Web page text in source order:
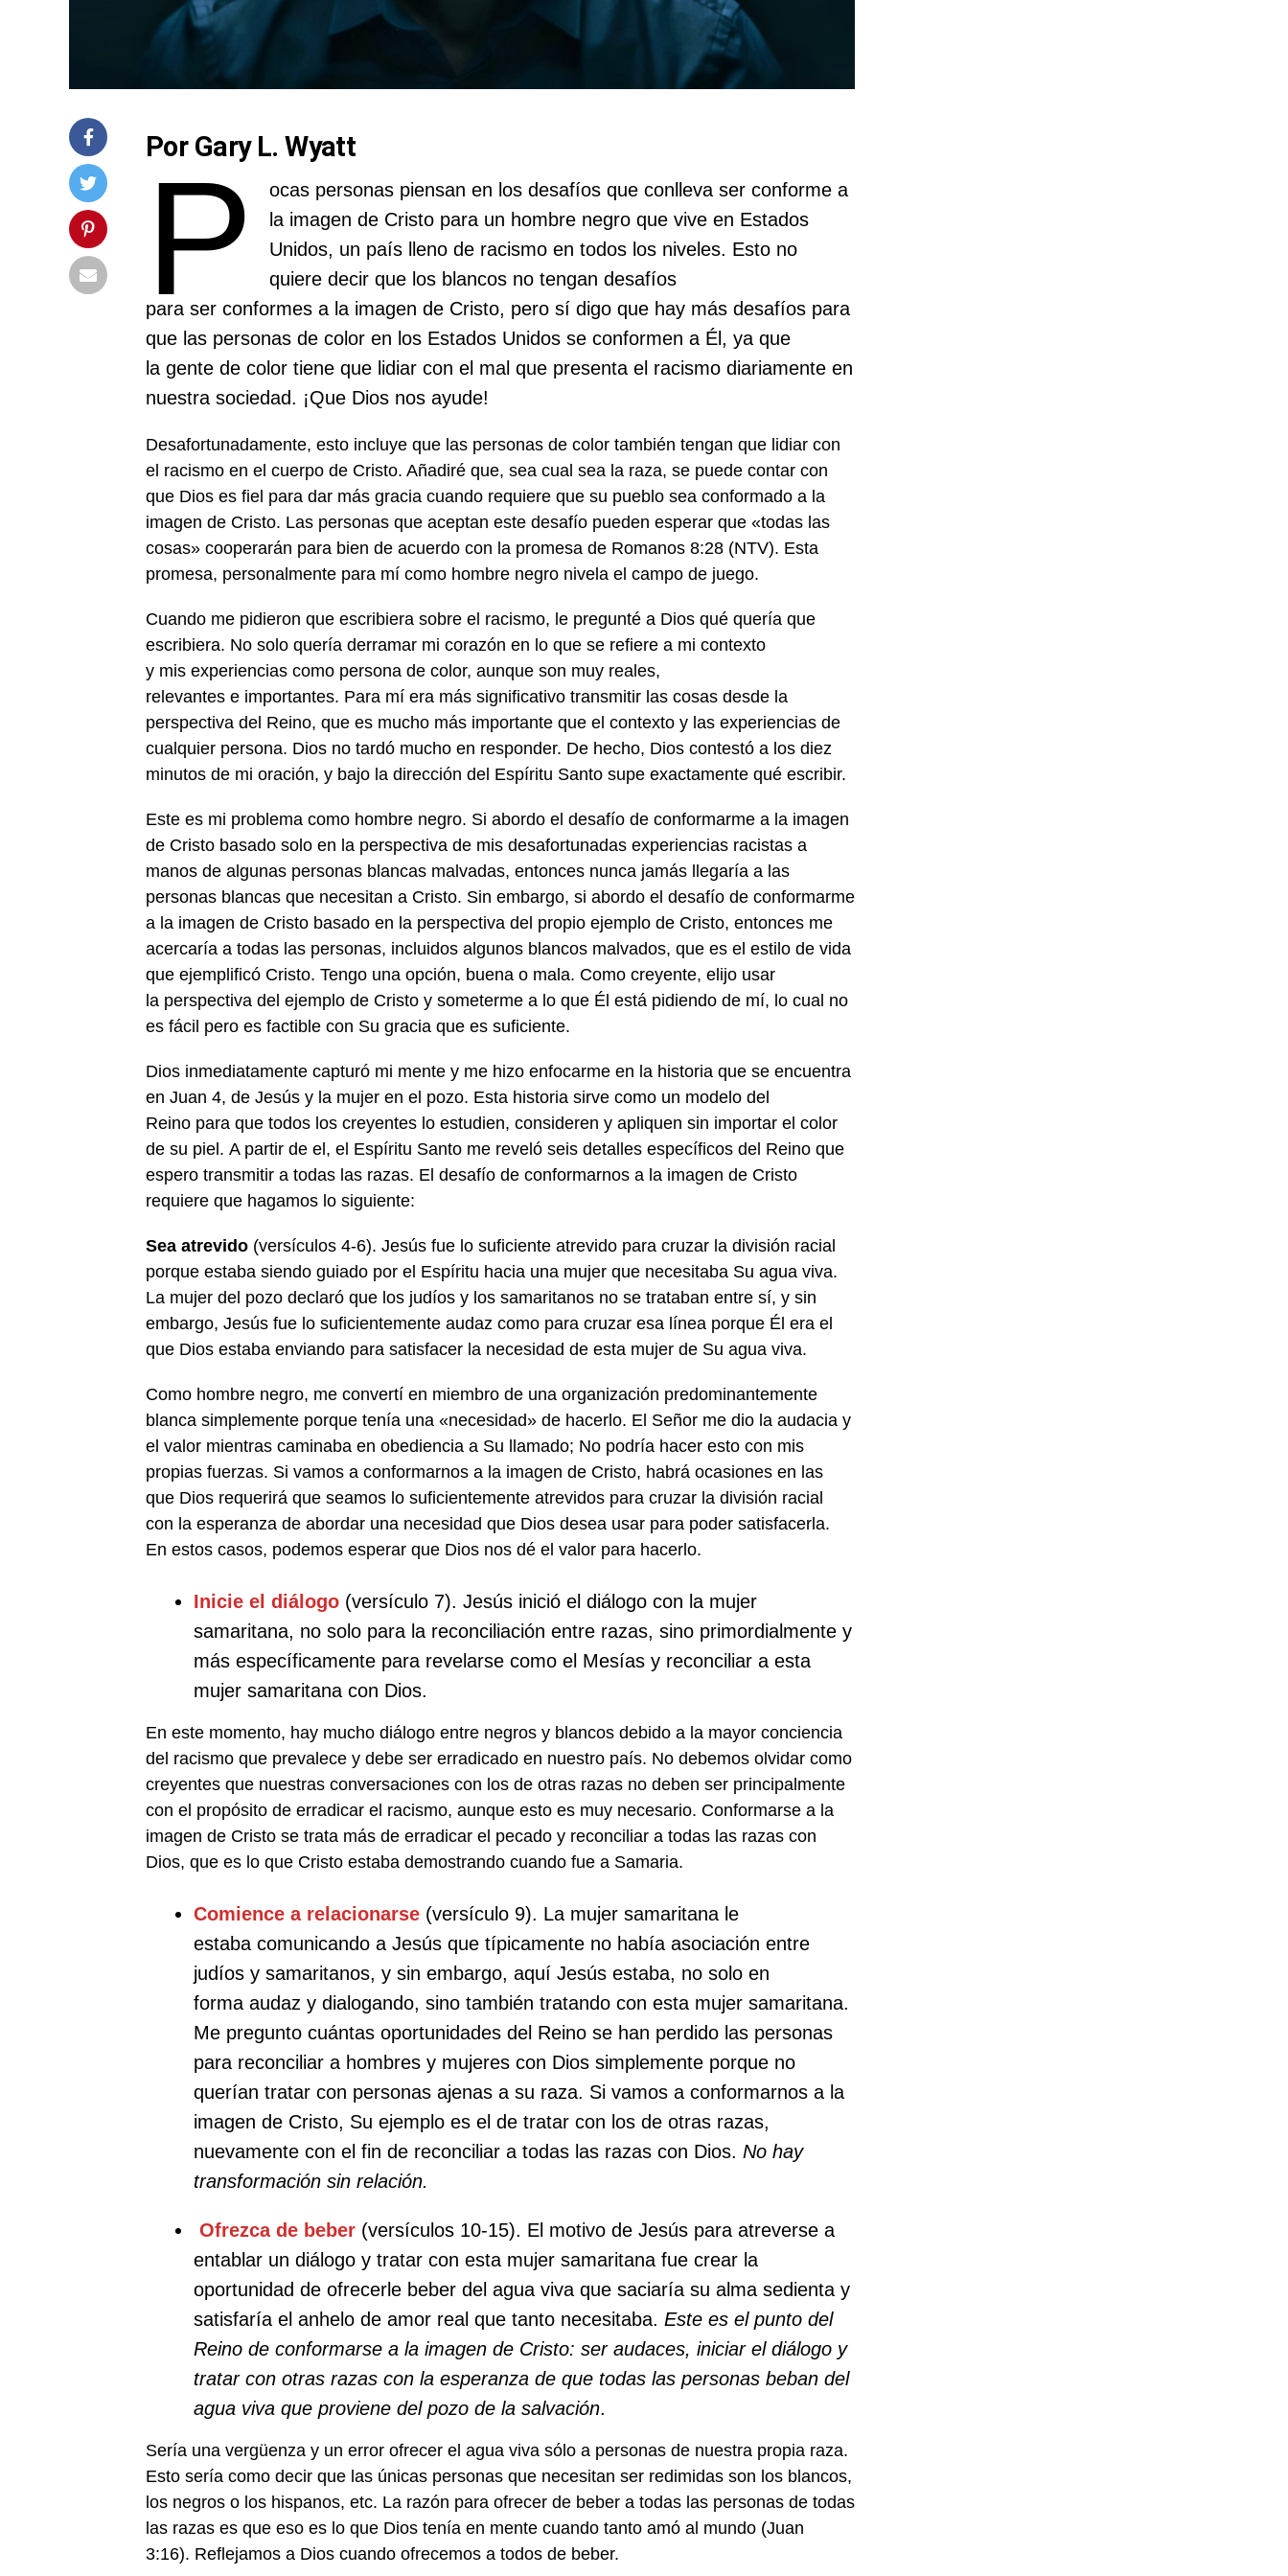
Por Gary L. Wyatt
P
ocas personas piensan en los desafíos que conlleva ser conforme a
la imagen de Cristo para un hombre negro que vive en Estados
Unidos, un país lleno de racismo en todos los niveles. Esto no
quiere decir que los blancos no tengan desafíos
para ser conformes a la imagen de Cristo, pero sí digo que hay más desafíos para
que las personas de color en los Estados Unidos se conformen a Él, ya que
la gente de color tiene que lidiar con el mal que presenta el racismo diariamente en
nuestra sociedad. ¡Que Dios nos ayude!
Desafortunadamente, esto incluye que las personas de color también tengan que lidiar con
el racismo en el cuerpo de Cristo. Añadiré que, sea cual sea la raza, se puede contar con
que Dios es fiel para dar más gracia cuando requiere que su pueblo sea conformado a la
imagen de Cristo. Las personas que aceptan este desafío pueden esperar que «todas las
cosas» cooperarán para bien de acuerdo con la promesa de Romanos 8:28 (NTV). Esta
promesa, personalmente para mí como hombre negro nivela el campo de juego.
Cuando me pidieron que escribiera sobre el racismo, le pregunté a Dios qué quería que
escribiera. No solo quería derramar mi corazón en lo que se refiere a mi contexto
y mis experiencias como persona de color, aunque son muy reales,
relevantes e importantes. Para mí era más significativo transmitir las cosas desde la
perspectiva del Reino, que es mucho más importante que el contexto y las experiencias de
cualquier persona. Dios no tardó mucho en responder. De hecho, Dios contestó a los diez
minutos de mi oración, y bajo la dirección del Espíritu Santo supe exactamente qué escribir.
Este es mi problema como hombre negro. Si abordo el desafío de conformarme a la imagen
de Cristo basado solo en la perspectiva de mis desafortunadas experiencias racistas a
manos de algunas personas blancas malvadas, entonces nunca jamás llegaría a las
personas blancas que necesitan a Cristo. Sin embargo, si abordo el desafío de conformarme
a la imagen de Cristo basado en la perspectiva del propio ejemplo de Cristo, entonces me
acercaría a todas las personas, incluidos algunos blancos malvados, que es el estilo de vida
que ejemplificó Cristo. Tengo una opción, buena o mala. Como creyente, elijo usar
la perspectiva del ejemplo de Cristo y someterme a lo que Él está pidiendo de mí, lo cual no
es fácil pero es factible con Su gracia que es suficiente.
Dios inmediatamente capturó mi mente y me hizo enfocarme en la historia que se encuentra
en Juan 4, de Jesús y la mujer en el pozo. Esta historia sirve como un modelo del
Reino para que todos los creyentes lo estudien, consideren y apliquen sin importar el color
de su piel. A partir de el, el Espíritu Santo me reveló seis detalles específicos del Reino que
espero transmitir a todas las razas. El desafío de conformarnos a la imagen de Cristo
requiere que hagamos lo siguiente:
Sea atrevido (versículos 4-6). Jesús fue lo suficiente atrevido para cruzar la división racial
porque estaba siendo guiado por el Espíritu hacia una mujer que necesitaba Su agua viva.
La mujer del pozo declaró que los judíos y los samaritanos no se trataban entre sí, y sin
embargo, Jesús fue lo suficientemente audaz como para cruzar esa línea porque Él era el
que Dios estaba enviando para satisfacer la necesidad de esta mujer de Su agua viva.
Como hombre negro, me convertí en miembro de una organización predominantemente
blanca simplemente porque tenía una «necesidad» de hacerlo. El Señor me dio la audacia y
el valor mientras caminaba en obediencia a Su llamado; No podría hacer esto con mis
propias fuerzas. Si vamos a conformarnos a la imagen de Cristo, habrá ocasiones en las
que Dios requerirá que seamos lo suficientemente atrevidos para cruzar la división racial
con la esperanza de abordar una necesidad que Dios desea usar para poder satisfacerla.
En estos casos, podemos esperar que Dios nos dé el valor para hacerlo.
Inicie el diálogo (versículo 7). Jesús inició el diálogo con la mujer
samaritana, no solo para la reconciliación entre razas, sino primordialmente y
más específicamente para revelarse como el Mesías y reconciliar a esta
mujer samaritana con Dios.
En este momento, hay mucho diálogo entre negros y blancos debido a la mayor conciencia
del racismo que prevalece y debe ser erradicado en nuestro país. No debemos olvidar como
creyentes que nuestras conversaciones con los de otras razas no deben ser principalmente
con el propósito de erradicar el racismo, aunque esto es muy necesario. Conformarse a la
imagen de Cristo se trata más de erradicar el pecado y reconciliar a todas las razas con
Dios, que es lo que Cristo estaba demostrando cuando fue a Samaria.
Comience a relacionarse (versículo 9). La mujer samaritana le
estaba comunicando a Jesús que típicamente no había asociación entre
judíos y samaritanos, y sin embargo, aquí Jesús estaba, no solo en
forma audaz y dialogando, sino también tratando con esta mujer samaritana.
Me pregunto cuántas oportunidades del Reino se han perdido las personas
para reconciliar a hombres y mujeres con Dios simplemente porque no
querían tratar con personas ajenas a su raza. Si vamos a conformarnos a la
imagen de Cristo, Su ejemplo es el de tratar con los de otras razas,
nuevamente con el fin de reconciliar a todas las razas con Dios. No hay
transformación sin relación.
Ofrezca de beber (versículos 10-15). El motivo de Jesús para atreverse a
entablar un diálogo y tratar con esta mujer samaritana fue crear la
oportunidad de ofrecerle beber del agua viva que saciaría su alma sedienta y
satisfaría el anhelo de amor real que tanto necesitaba. Este es el punto del
Reino de conformarse a la imagen de Cristo: ser audaces, iniciar el diálogo y
tratar con otras razas con la esperanza de que todas las personas beban del
agua viva que proviene del pozo de la salvación.
Sería una vergüenza y un error ofrecer el agua viva sólo a personas de nuestra propia raza.
Esto sería como decir que las únicas personas que necesitan ser redimidas son los blancos,
los negros o los hispanos, etc. La razón para ofrecer de beber a todas las personas de todas
las razas es que eso es lo que Dios tenía en mente cuando tanto amó al mundo (Juan
3:16). Reflejamos a Dios cuando ofrecemos a todos de beber.